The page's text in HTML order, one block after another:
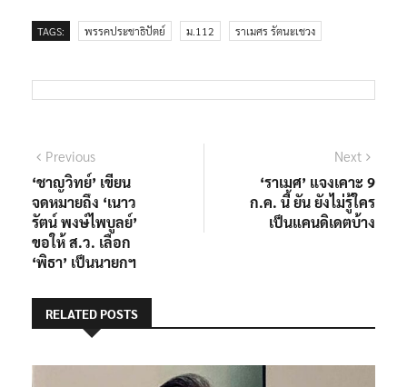
TAGS: พรรคประชาธิปัตย์ ม.112 ราเมศร รัตนะเชวง
แนะแนว
เรื่อง
PreviousPrevious
post:
‘ชาญวิทย์’ เขียน
จดหมายถึง ‘เนาว
รัตน์ พงษ์ไพบูลย์’
ขอให้ ส.ว. เลือก
‘พิธา’ เป็นนายกฯ
Next
post:
‘ราเมศ’ แจงเคาะ 9
ก.ค. นี้ ยัน ยังไม่รู้ใคร
เป็นแคนดิเดตบ้าง
RELATED POSTS